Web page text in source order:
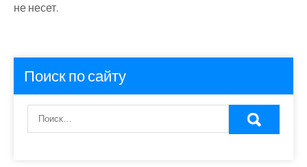
не несет.
Поиск по сайту